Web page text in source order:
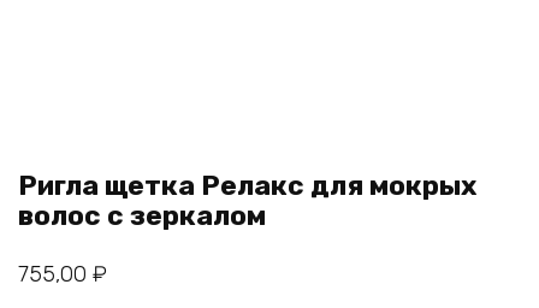
Ригла щетка Релакс для мокрых
волос с зеркалом
755,00 ₽